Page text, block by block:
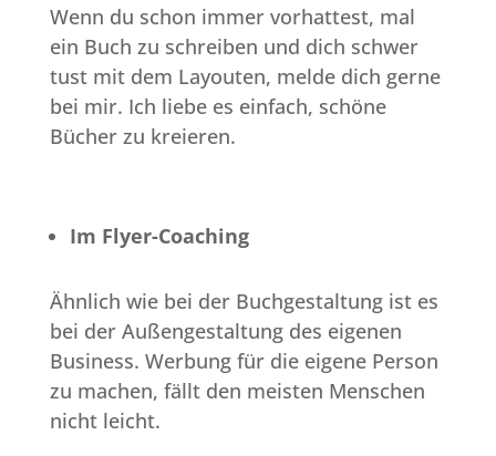
Wenn du schon immer vorhattest, mal
ein Buch zu schreiben und dich schwer
tust mit dem Layouten, melde dich gerne
bei mir. Ich liebe es einfach, schöne
Bücher zu kreieren.
Im Flyer-Coaching
Ähnlich wie bei der Buchgestaltung ist es
bei der Außengestaltung des eigenen
Business. Werbung für die eigene Person
zu machen, fällt den meisten Menschen
nicht leicht.